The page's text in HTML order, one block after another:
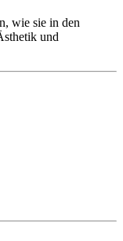
wie sie in den
und